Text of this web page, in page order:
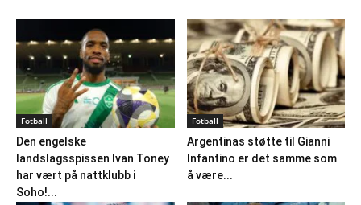
Fotball
Den engelske
landslagsspissen Ivan Toney
har vært på nattklubb i
Soho!...
Fotball
Argentinas støtte til Gianni
Infantino er det samme som
å være...